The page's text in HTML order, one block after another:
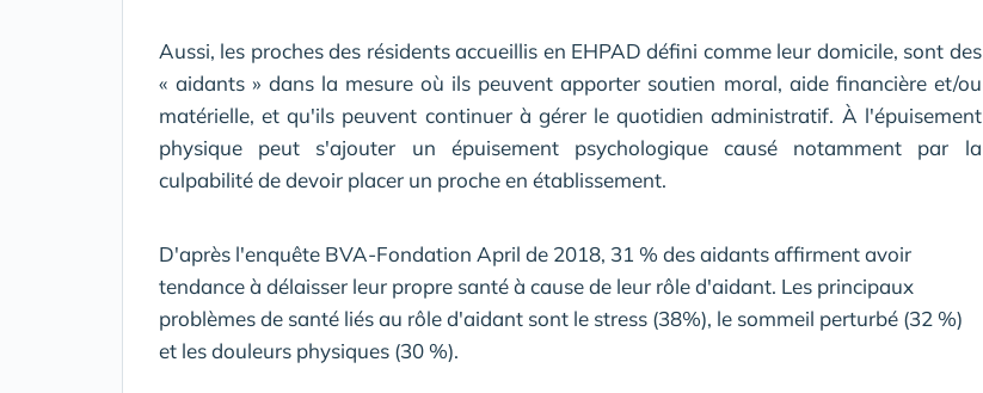
Aussi, les proches des résidents accueillis en EHPAD défini comme leur domicile, sont des
« aidants » dans la mesure où ils peuvent apporter soutien moral, aide financière et/ou
matérielle, et qu'ils peuvent continuer à gérer le quotidien administratif. À l'épuisement
physique peut s'ajouter un épuisement psychologique causé notamment par la
culpabilité de devoir placer un proche en établissement.
D'après l'enquête BVA-Fondation April de 2018, 31 % des aidants affirment avoir
tendance à délaisser leur propre santé à cause de leur rôle d'aidant. Les principaux
problèmes de santé liés au rôle d'aidant sont le stress (38%), le sommeil perturbé (32 %)
et les douleurs physiques (30 %).